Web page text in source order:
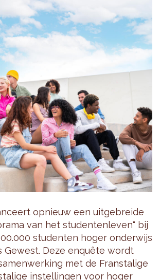
opnieuw een uitgebreide
van het studentenleven" bij
studenten hoger onderwijs
Gewest. Deze enquête wordt
met de Franstalige
instellingen voor hoger